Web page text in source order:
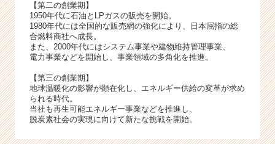
ア
キ
リ
ア
h
e
r
C
【第二の創業期】
1950年代に石油とLPガスの販売を開始。
1980年代には全国的な販売網の強化により、日本屈指の総
合燃料商社へ成長。
また、2000年代にはシステム事業や建物維持管理事業、
電力事業などを開始し、事業領域の多角化を推進。
【第三の創業期】
地球温暖化の影響が顕在化し、エネルギー供給の変革が求め
られる時代。
当社も再生可能エネルギー事業などを推進し、
脱炭素社会の実現に向けて新たな挑戦を開始。